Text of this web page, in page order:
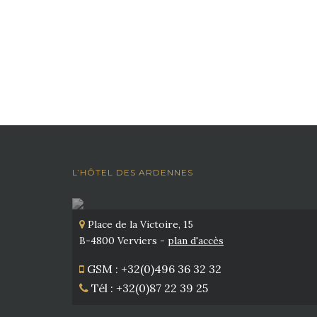
L’HÔTEL DES ARDENNES
Place de la Victoire, 15
B-4800 Verviers - plan d'accès
GSM : +32(0)496 36 32 32
Tél : +32(0)87 22 39 25